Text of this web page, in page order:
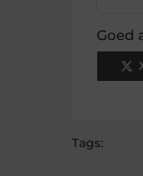
Goed
Tags: